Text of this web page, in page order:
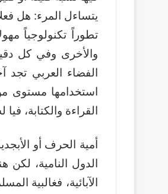
يتساءل المرء: هل
تطوراً تكنولوجياً
والأخرى وفي كل
الفضاء العربي تجد
استخدامها مستوى
القراءة والكتابة،
أمية الحرف أو
الدول النامية، لكن
الآبائية، فغالبية